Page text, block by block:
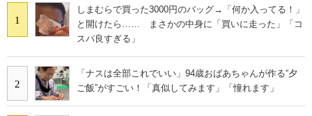
1
しまむらで買った3000円のバッグ→「何か入ってる！」
と開けたら…… まさかの中身に「買いに走った」「コ
スパ良すぎる」
2
「ナスは全部これでいい」94歳おばあちゃんが作る“夕
ご飯”がすごい！「真似してみます」「憧れます」